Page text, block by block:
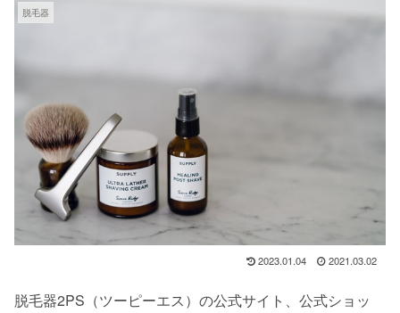
脱毛器
2023.01.04 2021.03.02
脱毛器2PS（ツーピーエス）の公式サイト、公式ショッ